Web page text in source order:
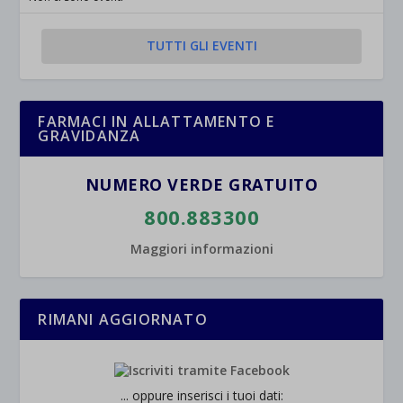
TUTTI GLI EVENTI
FARMACI IN ALLATTAMENTO E
GRAVIDANZA
NUMERO VERDE GRATUITO
800.883300
Maggiori informazioni
RIMANI AGGIORNATO
... oppure inserisci i tuoi dati:
wpc*